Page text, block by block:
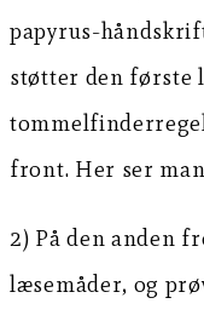
papyrus-
støtter den første
front. Her ser
2) På den anden
læsemåder, og